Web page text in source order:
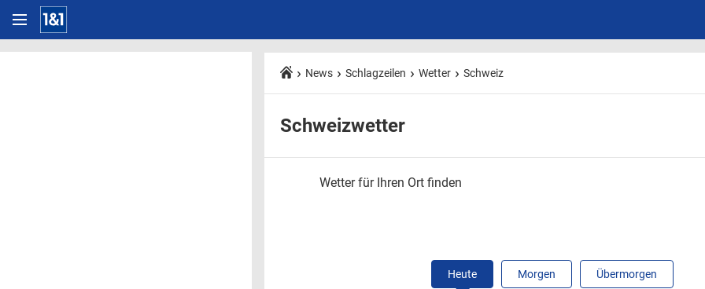
News Schlagzeilen Wetter Schweiz
Schweizwetter
Wetter für Ihren Ort finden
Heute Morgen Übermorgen